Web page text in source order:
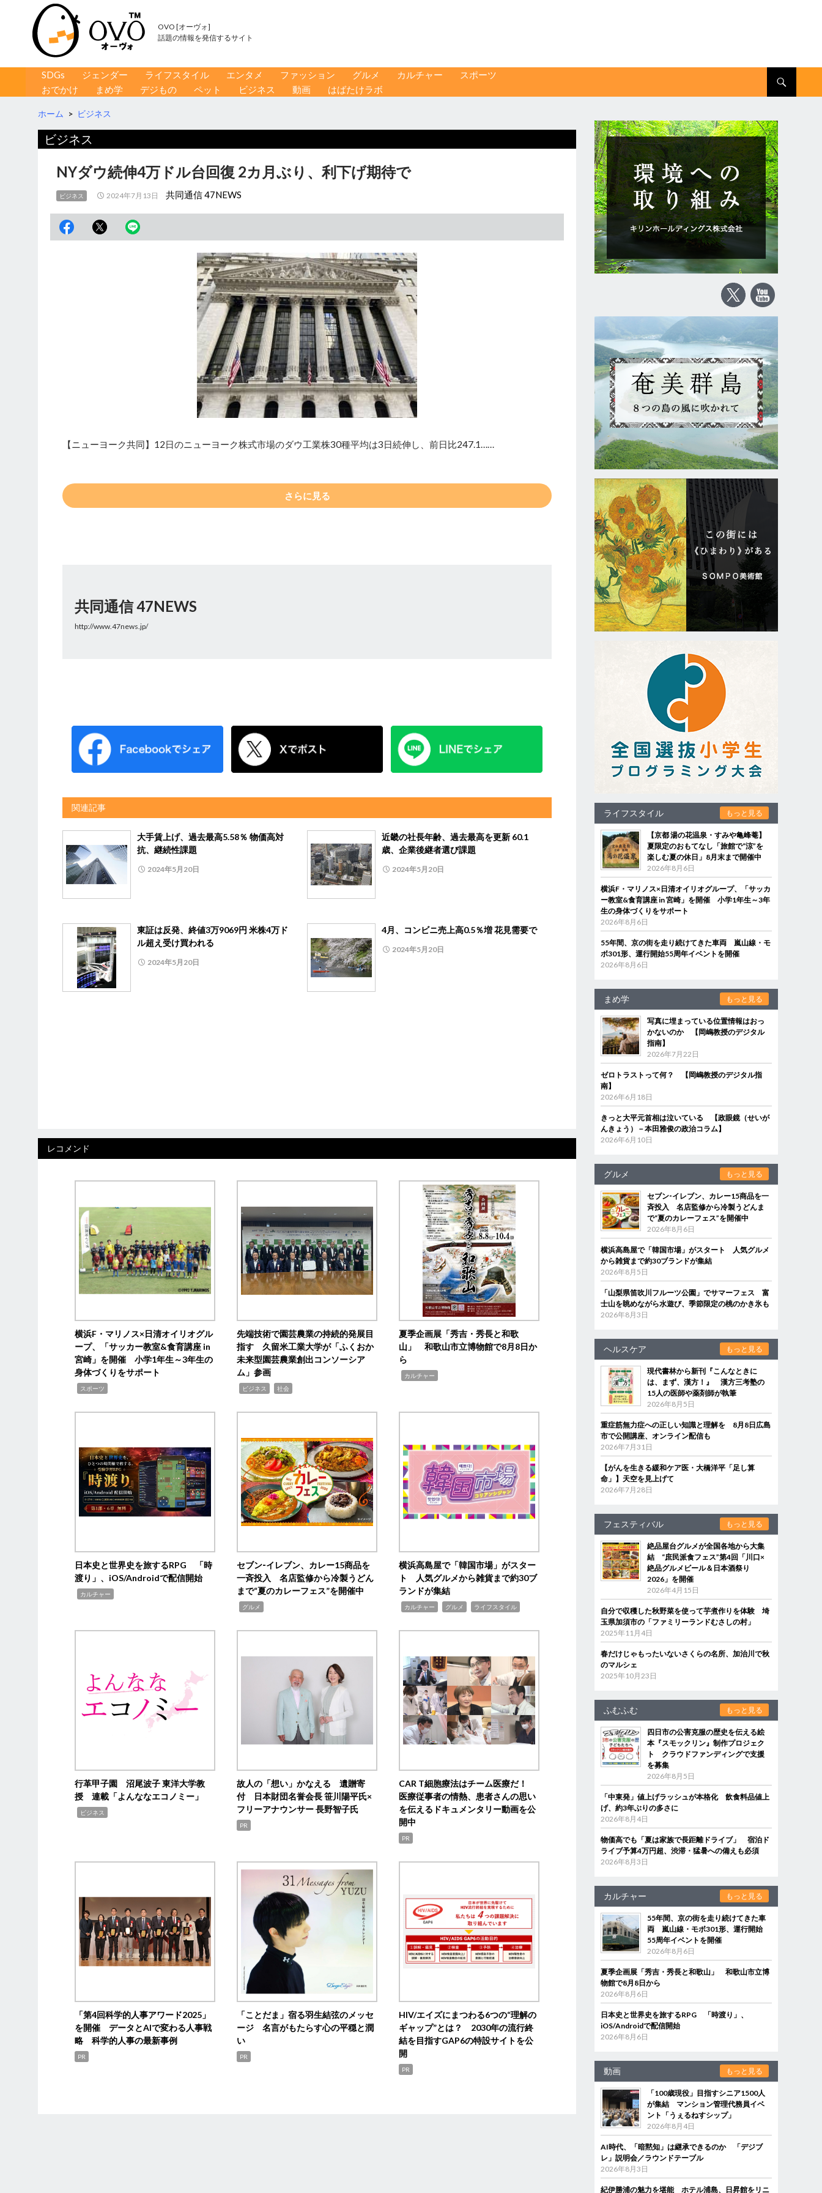
OVO [オーヴォ]
話題の情報を発信するサイト
コンテンツへ移動
SDGs ジェンダー ライフスタイル エンタメ ファッション グルメ カルチャー
スポーツ
おでかけ
まめ学 デジもの ペット ビジネス 動画 はばたけラボ
ホーム > ビジネス
ビジネス
NYダウ続伸4万ドル台回復 2カ月ぶり、利下げ期待で
ビジネス 2024年7月13日 共同通信 47NEWS
【ニューヨーク共同】12日のニューヨーク株式市場のダウ工業株30種平均は3日続伸し、前日比247.1……
さらに見る
共同通信 47NEWS
http://www.47news.jp/
関連記事
大手賃上げ、過去最高5.58％ 物価高対
抗、継続性課題
2024年5月20日
近畿の社長年齢、過去最高を更新 60.1
歳、企業後継者選び課題
2024年5月20日
東証は反発、終値3万9069円 米株4万ド
ル超え受け買われる
2024年5月20日
4月、コンビニ売上高0.5％増 花見需要で
2024年5月20日
レコメンド
横浜F・マリノス×日清オイリオグル
ープ、「サッカー教室&食育講座 in
宮崎」を開催 小学1年生～3年生の
身体づくりをサポート
スポーツ
先端技術で園芸農業の持続的発展目
指す 久留米工業大学が「ふくおか
未来型園芸農業創出コンソーシア
ム」参画
ビジネス 社会
夏季企画展「秀吉・秀長と和歌
山」 和歌山市立博物館で8月8日か
ら
カルチャー
日本史と世界史を旅するRPG 「時
渡り」、iOS/Androidで配信開始
カルチャー
セブン‐イレブン、カレー15商品を
一斉投入 名店監修から冷製うどん
まで“夏のカレーフェス”を開催中
グルメ
横浜高島屋で「韓国市場」がスター
ト 人気グルメから雑貨まで約30ブ
ランドが集結
カルチャー グルメ ライフスタイル
行革甲子園 沼尾波子 東洋大学教
授 連載「よんななエコノミー」
ビジネス
故人の「想い」かなえる 遺贈寄
付 日本財団名誉会長 笹川陽平氏×
フリーアナウンサー 長野智子氏
PR
CAR T細胞療法はチーム医療だ！
医療従事者の情熱、患者さんの思い
を伝えるドキュメンタリー動画を公
開中
PR
「第4回科学的人事アワード2025」
を開催 データとAIで変わる人事戦
略 科学的人事の最新事例
PR
「ことだま」宿る羽生結弦のメッセ
ージ 名言がもたらす心の平穏と潤
い
PR
HIV/エイズにまつわる6つの“理解の
ギャップ”とは？ 2030年の流行終
結を目指すGAP6の特設サイトを公
開
PR
ライフスタイル もっと見る
【京都 湯の花温泉・すみや亀峰菴】
夏限定のおもてなし「旅館で“涼”を
楽しむ夏の休日」8月末まで開催中
2026年8月6日
横浜F・マリノス×日清オイリオグループ、「サッカ
ー教室&食育講座 in 宮崎」を開催 小学1年生～3年
生の身体づくりをサポート
2026年8月6日
55年間、京の街を走り続けてきた車両 嵐山線・モ
ボ301形、運行開始55周年イベントを開催
2026年8月6日
まめ学 もっと見る
写真に埋まっている位置情報はおっ
かないのか 【岡嶋教授のデジタル
指南】
2026年7月22日
ゼロトラストって何？ 【岡嶋教授のデジタル指
南】
2026年6月18日
きっと大平元首相は泣いている 【政眼鏡（せいが
んきょう）－本田雅俊の政治コラム】
2026年6月10日
グルメ もっと見る
セブン‐イレブン、カレー15商品を一
斉投入 名店監修から冷製うどんま
で“夏のカレーフェス”を開催中
2026年8月6日
横浜高島屋で「韓国市場」がスタート 人気グルメ
から雑貨まで約30ブランドが集結
2026年8月5日
「山梨県笛吹川フルーツ公園」でサマーフェス 富
士山を眺めながら水遊び、季節限定の桃のかき氷も
2026年8月3日
ヘルスケア もっと見る
現代書林から新刊『こんなときに
は、まず、漢方！』 漢方三考塾の
15人の医師や薬剤師が執筆
2026年8月5日
重症筋無力症への正しい知識と理解を 8月8日広島
市で公開講座、オンライン配信も
2026年7月31日
【がんを生きる緩和ケア医・大橋洋平「足し算
命」】天空を見上げて
2026年7月28日
フェスティバル もっと見る
絶品屋台グルメが全国各地から大集
結 “庶民派食フェス”第4回「川口×
絶品グルメビール＆日本酒祭り
2026」を開催
2026年4月15日
自分で収穫した秋野菜を使って芋煮作りを体験 埼
玉県加須市の「ファミリーランドむさしの村」
2025年11月4日
春だけじゃもったいないさくらの名所、加治川で秋
のマルシェ
2025年10月23日
ふむふむ もっと見る
四日市の公害克服の歴史を伝える絵
本『スモックリン』制作プロジェク
ト クラウドファンディングで支援
を募集
2026年8月5日
「中東発」値上げラッシュが本格化 飲食料品値上
げ、約3年ぶりの多さに
2026年8月4日
物価高でも「夏は家族で長距離ドライブ」 宿泊ド
ライブ予算4万円超、渋滞・猛暑への備えも必須
2026年8月3日
カルチャー もっと見る
55年間、京の街を走り続けてきた車
両 嵐山線・モボ301形、運行開始
55周年イベントを開催
2026年8月6日
夏季企画展「秀吉・秀長と和歌山」 和歌山市立博
物館で8月8日から
2026年8月6日
日本史と世界史を旅するRPG 「時渡り」、
iOS/Androidで配信開始
2026年8月6日
動画 もっと見る
「100歳現役」目指すシニア1500人
が集結 マンション管理代務員イベ
ント「うぇるねすシップ」
2026年8月4日
AI時代、「暗黙知」は継承できるのか 「デジブ
レ」説明会／ラウンドテーブル
2026年8月3日
紀伊勝浦の魅力を堪能 ホテル浦島、日昇館をリニ